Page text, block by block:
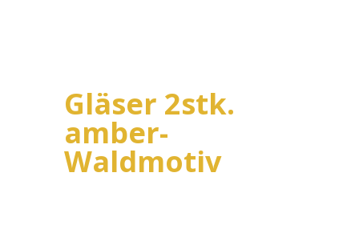
Gläser 2stk.
amber-
Waldmotiv